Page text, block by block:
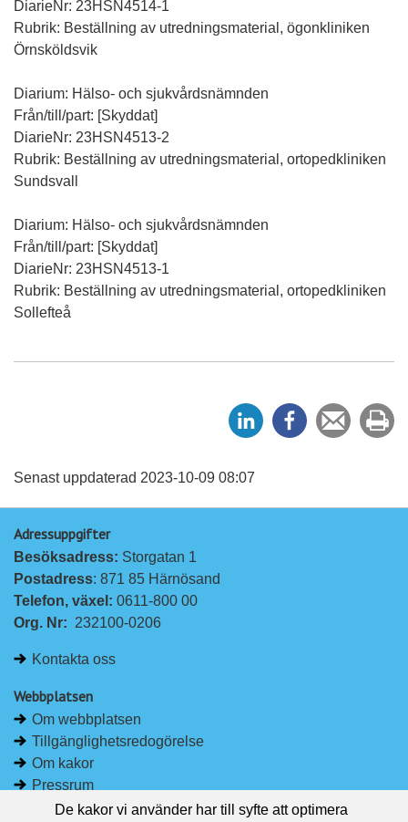
DiarieNr: 23HSN4514-1
Rubrik: Beställning av utredningsmaterial, ögonkliniken
Örnsköldsvik
Diarium: Hälso- och sjukvårdsnämnden
Från/till/part: [Skyddat]
DiarieNr: 23HSN4513-2
Rubrik: Beställning av utredningsmaterial, ortopedkliniken
Sundsvall
Diarium: Hälso- och sjukvårdsnämnden
Från/till/part: [Skyddat]
DiarieNr: 23HSN4513-1
Rubrik: Beställning av utredningsmaterial, ortopedkliniken
Sollefteå
e
e
Tipsa
en
ut
Senast uppdaterad 2023-10-09 08:07
Adressuppgifter
Besöksadress: Storgatan 1
Postadress: 871 85 Härnösand
Telefon, växel: 0611-800 00
Org. Nr: 232100-0206
Kontakta oss
Webbplatsen
Om webbplatsen
Tillgänglighetsredogörelse
Om kakor
Pressrum
De kakor vi använder har till syfte att optimera